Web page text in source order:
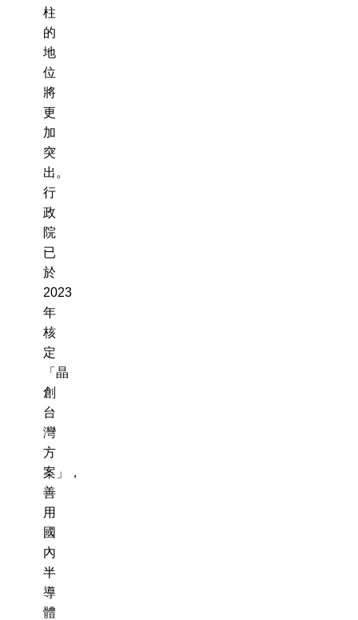
柱
的
地
位
將
更
加
突
出。
行
政
院
已
於
2023
年
核
定
「晶
創
台
灣
方
案」，
善
用
國
內
半
導
體